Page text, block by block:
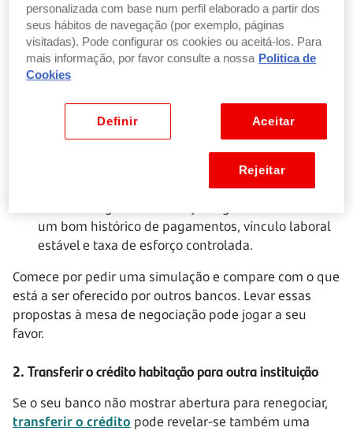
1. Negociar o spread com o seu banco
spreadé a margem de lucro que o banco aplica ao
seu crédito. E, ao contrário da Euribor, este valor não
muda com o tempo (a não ser que o renegocie).
Porque deve negociar?
Se contratou o crédito há alguns anos, é provável
que o seu spread esteja desatualizado face às
condições atuais do mercado
um bom histórico de pagamentos, vínculo laboral
estável e taxa de esforço controlada.
Comece por pedir uma simulação e compare com o que
está a ser oferecido por outros bancos. Levar essas
propostas à mesa de negociação pode jogar a seu
favor.
2. Transferir o crédito habitação para outra instituição
Se o seu banco não mostrar abertura para renegociar,
transferir o crédito pode revelar-se também uma
personalizada com base num perfil elaborado a partir dos
seus hábitos de navegação (por exemplo, páginas
visitadas). Pode configurar os cookies ou aceitá-los. Para
mais informação, por favor consulte a nossa Politica de
Cookies
Aceitar
Definir
Rejeitar